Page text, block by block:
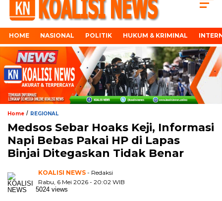
HOME NASIONAL POLITIK HUKUM & KRIMINAL
Home / REGIONAL
Medsos Sebar Hoaks Keji, Informasi
Napi Bebas Pakai HP di Lapas
Binjai Ditegaskan Tidak Benar
KOALISI NEWS - Redaksi
Rabu, 6 Mei 2026 - 20:02 WIB
5024 views